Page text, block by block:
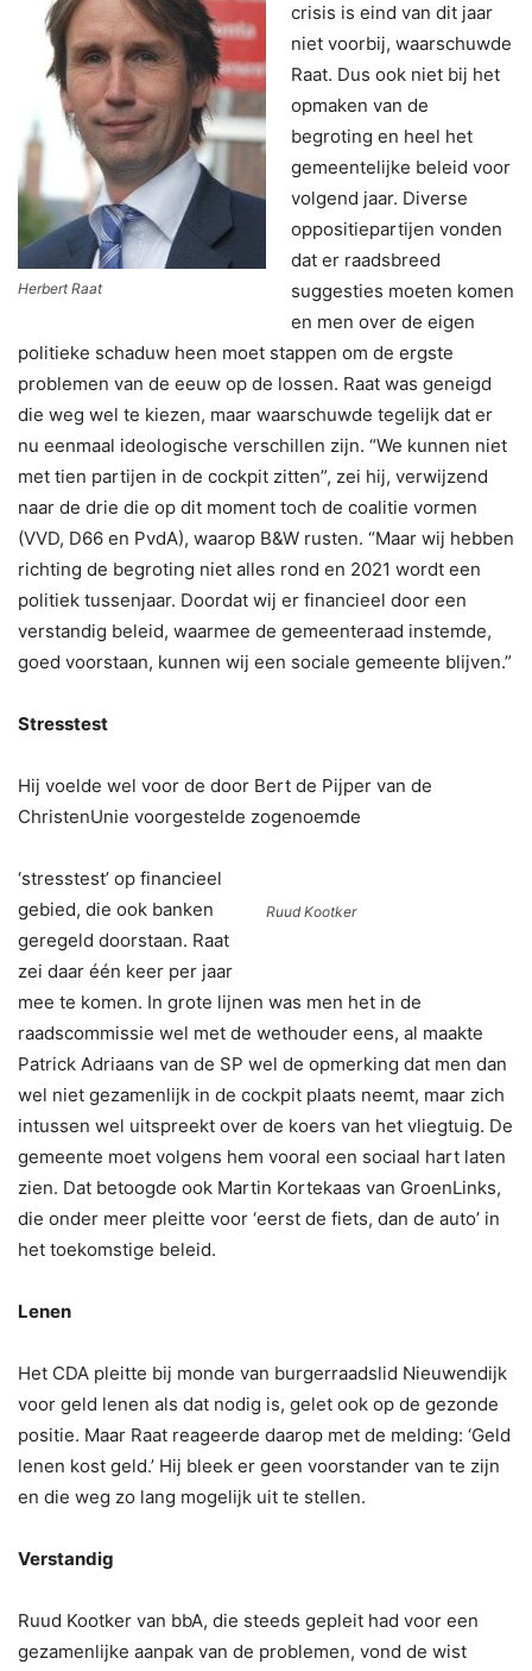
Herbert Raat
crisis is eind van dit jaar
niet voorbij, waarschuwde
Raat. Dus ook niet bij het
opmaken van de
begroting en heel het
gemeentelijke beleid voor
volgend jaar. Diverse
oppositiepartijen vonden
dat er raadsbreed
suggesties moeten komen
en men over de eigen
politieke schaduw heen moet stappen om de ergste
problemen van de eeuw op de lossen. Raat was geneigd
die weg wel te kiezen, maar waarschuwde tegelijk dat er
nu eenmaal ideologische verschillen zijn. “We kunnen niet
met tien partijen in de cockpit zitten”, zei hij, verwijzend
naar de drie die op dit moment toch de coalitie vormen
(VVD, D66 en PvdA), waarop B&W rusten. “Maar wij hebben
richting de begroting niet alles rond en 2021 wordt een
politiek tussenjaar. Doordat wij er financieel door een
verstandig beleid, waarmee de gemeenteraad instemde,
goed voorstaan, kunnen wij een sociale gemeente blijven.”
Stresstest
Hij voelde wel voor de door Bert de Pijper van de
ChristenUnie voorgestelde zogenoemde
Ruud Kootker
‘stresstest’ op financieel
gebied, die ook banken
geregeld doorstaan. Raat
zei daar één keer per jaar
mee te komen. In grote lijnen was men het in de
raadscommissie wel met de wethouder eens, al maakte
Patrick Adriaans van de SP wel de opmerking dat men dan
wel niet gezamenlijk in de cockpit plaats neemt, maar zich
intussen wel uitspreekt over de koers van het vliegtuig. De
gemeente moet volgens hem vooral een sociaal hart laten
zien. Dat betoogde ook Martin Kortekaas van GroenLinks,
die onder meer pleitte voor ‘eerst de fiets, dan de auto’ in
het toekomstige beleid.
Lenen
Het CDA pleitte bij monde van burgerraadslid Nieuwendijk
voor geld lenen als dat nodig is, gelet ook op de gezonde
positie. Maar Raat reageerde daarop met de melding: ‘Geld
lenen kost geld.’ Hij bleek er geen voorstander van te zijn
en die weg zo lang mogelijk uit te stellen.
Verstandig
Ruud Kootker van bbA, die steeds gepleit had voor een
gezamenlijke aanpak van de problemen, vond de wist